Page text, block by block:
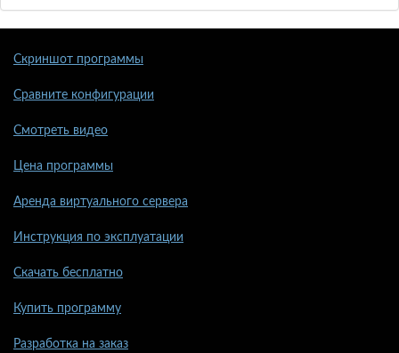
Скриншот программы
Сравните конфигурации
Смотреть видео
Цена программы
Аренда виртуального сервера
Инструкция по эксплуатации
Скачать бесплатно
Купить программу
Разработка на заказ